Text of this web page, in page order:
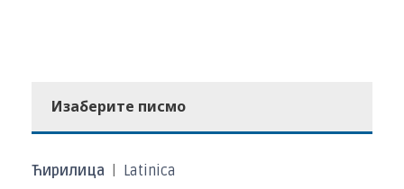
Изаберите писмо
Ћирилица Latinica